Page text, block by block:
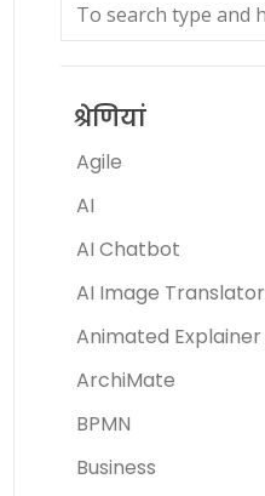
श्रेणियां
Agile
AI
AI Chatbot
AI Image Translator
Animated Explainer
ArchiMate
BPMN
Business